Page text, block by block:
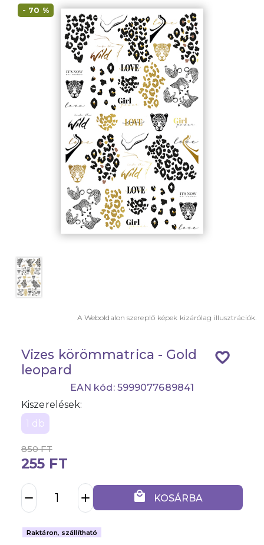
- 70 %
A Weboldalon szereplő képek kizárólag illusztrációk.
favorite_border
Vizes körömmatrica - Gold
leopard
EAN kód: 5999077689841
Kiszerelések:
1 db
850 FT
255 FT
remove add local_mall KOSÁRBA
Raktáron, szállítható